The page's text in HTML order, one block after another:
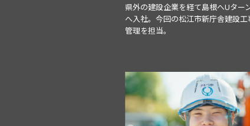
県外の建設企業を経て島根へUター
へ入社。今回の松江市新庁舎建設
管理を担当。